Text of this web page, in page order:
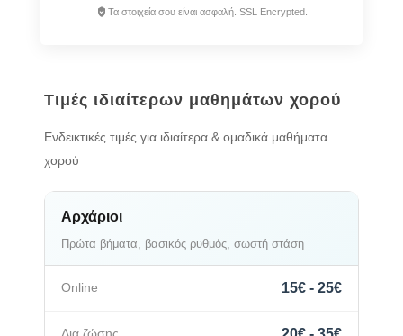
Τα στοιχεία σου είναι ασφαλή. SSL Encrypted.
Τιμές ιδιαίτερων μαθημάτων χορού
Ενδεικτικές τιμές για ιδιαίτερα & ομαδικά μαθήματα
χορού
Αρχάριοι
Πρώτα βήματα, βασικός ρυθμός, σωστή στάση
15€ - 25€